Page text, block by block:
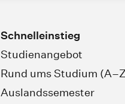
Schnelleinstieg
Studienangebot
Rund ums Studium
Auslandssemester